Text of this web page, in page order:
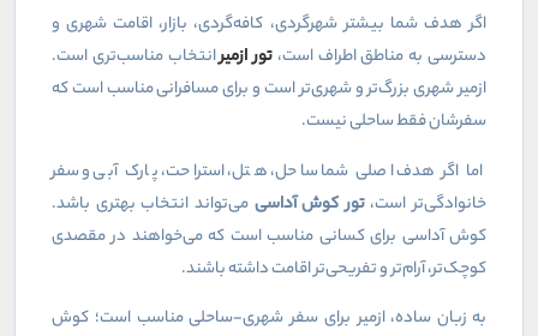
اگر هدف شما بیشتر شهرگردی، کافه‌گردی، بازار، اقامت شهری و
دسترسی به مناطق اطراف است، تور ازمیرانتخاب مناسب‌تری است.
ازمیر شهری بزرگ‌تر و شهری‌تر است و برای مسافرانی مناسب است که
سفرشان فقط ساحلی نیست.
اما اگر هدف اصلی شما ساحل، هتل، استراحت، پارک آبی و سفر
خانوادگی‌تر است،تور کوش آداسی می‌تواند انتخاب بهتری باشد.
کوش آداسی برای کسانی مناسب است که می‌خواهند در مقصدی
کوچک‌تر، آرام‌تر و تفریحی‌تر اقامت داشته باشند.
به زبان ساده، ازمیر برای سفر شهری-ساحلی مناسب است؛ کوش